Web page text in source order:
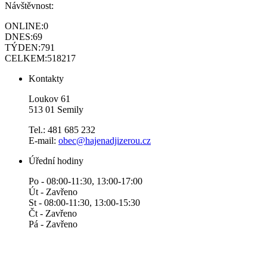
Návštěvnost:
ONLINE:0
DNES:69
TÝDEN:791
CELKEM:518217
Kontakty
Loukov 61
513 01 Semily
Tel.: 481 685 232
E-mail: obec@hajenadjizerou.cz
Úřední hodiny
Po - 08:00-11:30, 13:00-17:00
Út - Zavřeno
St - 08:00-11:30, 13:00-15:30
Čt - Zavřeno
Pá - Zavřeno